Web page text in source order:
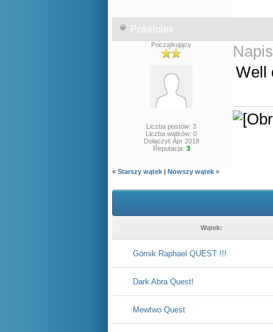
Pokelolek
Początkujący
Liczba postów: 3
Liczba wątków: 0
Dołączył: Apr 2018
Reputacja: 3
Well
« Starszy wątek | Nowszy wątek »
Wątek:
Górnik Raphael QUEST !!!
Dark Abra Quest!
Mewtwo Quest